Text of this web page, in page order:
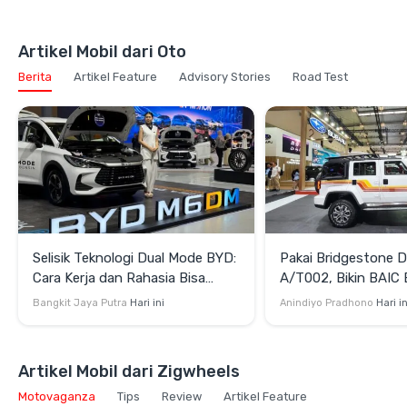
Artikel Mobil dari Oto
Berita Artikel Feature Advisory Stories Road Test
Selisik Teknologi Dual Mode BYD:
Cara Kerja dan Rahasia Bisa
Efisien juga Bertenaga
Bangkit Jaya Putra Hari ini
Pakai Bridgestone
A/T002, Bikin BAIC
Terlihat Lebih
Anindiyo Pradhono Hari
Artikel Mobil dari Zigwheels
Motovaganza Tips Review Artikel Feature